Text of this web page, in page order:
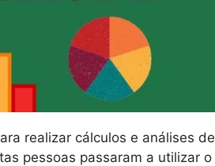
realizar cálculos e análises de
pessoas passaram a utilizar o